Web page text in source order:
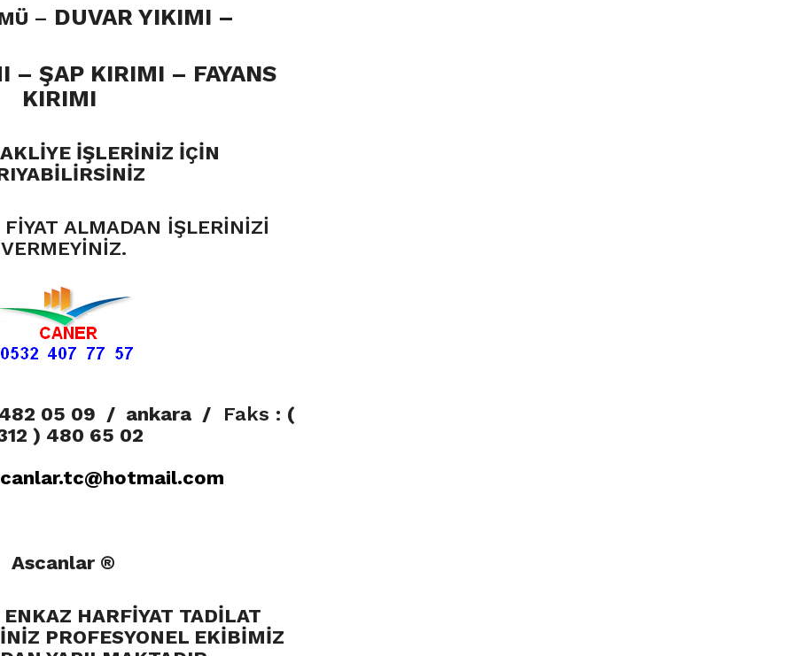
– DUVAR YIKIMI –
– ŞAP KIRIMI – FAYANS
KIRIMI
İŞLERİNİZ İÇİN
ALMADAN İŞLERİNİZİ
VERMEYİNİZ.
05 09 / ankara / Faks : (
) 480 65 02
Ascanlar ®
HARFİYAT TADİLAT
PROFESYONEL EKİBİMİZ